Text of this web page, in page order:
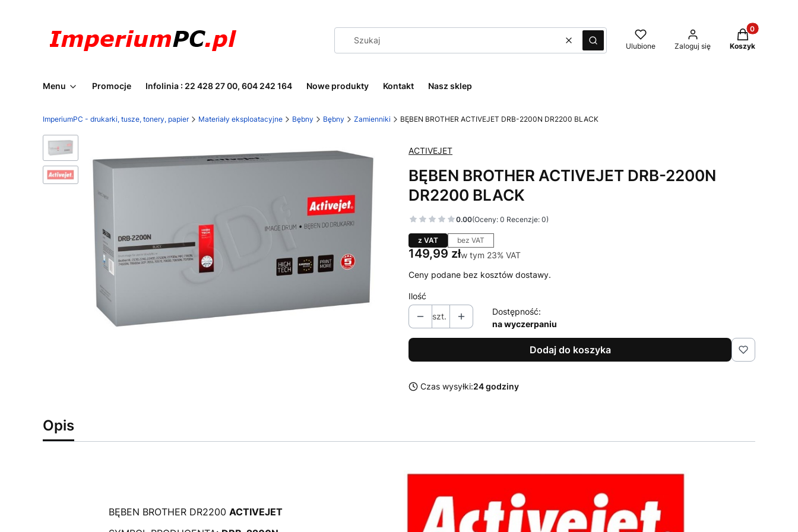
WyczyśćSzukaj Ulubione Zaloguj się
Produkty w
Koszyk
Menu Promocje Infolinia : 22 428 27 00, 604 242 164 Nowe produkty Kontakt Nasz sklep
ImperiumPC - drukarki, tusze, tonery, papier Materiały eksploatacyjne Bębny Bębny Zamienniki BĘBEN BROTHER ACTIVEJET DRB-2200N DR2200 BLACK
ACTIVEJET
BĘBEN BROTHER ACTIVEJET DRB-2200N
DR2200 BLACK
0.00(Oceny: 0 Recenzje: 0)
z VAT bez VAT
Cena
149,99 złw tym 23% VAT
w tym 23% VAT
Ceny podane bez kosztów dostawy.
Ilość
szt.
Dostępność:
na wyczerpaniu
Dodaj do koszyka
Czas wysyłki:24 godziny
Opis
BĘBEN BROTHER DR2200 ACTIVEJET